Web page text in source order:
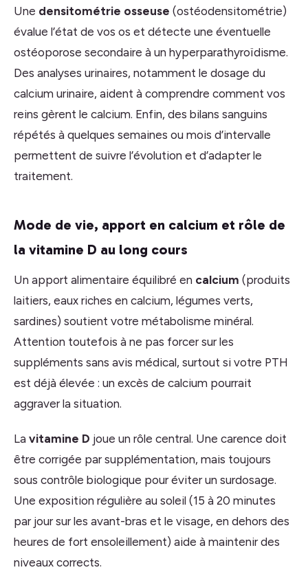
Une densitométrie osseuse (ostéodensitométrie)
évalue l’état de vos os et détecte une éventuelle
ostéoporose secondaire à un hyperparathyroïdisme.
Des analyses urinaires, notamment le dosage du
calcium urinaire, aident à comprendre comment vos
reins gèrent le calcium. Enfin, des bilans sanguins
répétés à quelques semaines ou mois d’intervalle
permettent de suivre l’évolution et d’adapter le
traitement.
Mode de vie, apport en calcium et rôle de
la vitamine D au long cours
Un apport alimentaire équilibré en calcium (produits
laitiers, eaux riches en calcium, légumes verts,
sardines) soutient votre métabolisme minéral.
Attention toutefois à ne pas forcer sur les
suppléments sans avis médical, surtout si votre PTH
est déjà élevée : un excès de calcium pourrait
aggraver la situation.
La vitamine D joue un rôle central. Une carence doit
être corrigée par supplémentation, mais toujours
sous contrôle biologique pour éviter un surdosage.
Une exposition régulière au soleil (15 à 20 minutes
par jour sur les avant-bras et le visage, en dehors des
heures de fort ensoleillement) aide à maintenir des
niveaux corrects.